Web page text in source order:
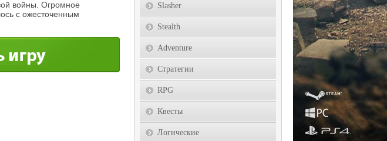
войны. Огромное
с ожесточенным
Slasher
Stealth
Adventure
Стратегии
RPG
Квесты
Логические